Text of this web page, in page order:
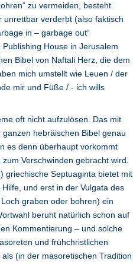
zu vermeiden, besteht
unrettbar verderbt (also faktisch
in – garbage out“
House in Jerusalem
Bibel von Naftali Herz, die dem
mich umstellt wie Leuen / der
mir und Füße / - ich wills
oft nicht aufzulösen. Das mit
ganzen hebräischen Bibel genau
es denn überhaupt vorkommt
Verschwinden gebracht wird.
griechische Septuaginta bietet mit
und erst in der Vulgata des
graben oder bohren) ein
beruht natürlich schon auf
Kommentierung – und solche
und frühchristlichen
(in der masoretischen Tradition